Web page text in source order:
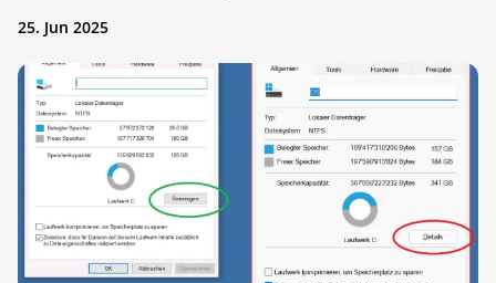
25. Jun 2025